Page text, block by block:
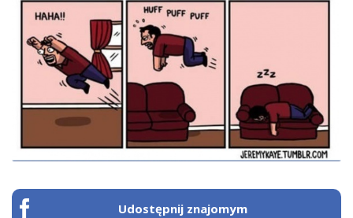
Udostępnij znajomym